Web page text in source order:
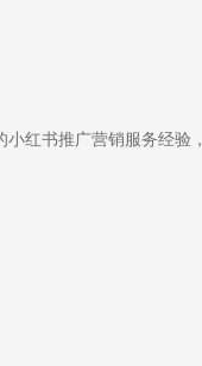
红书推广营销服务经验